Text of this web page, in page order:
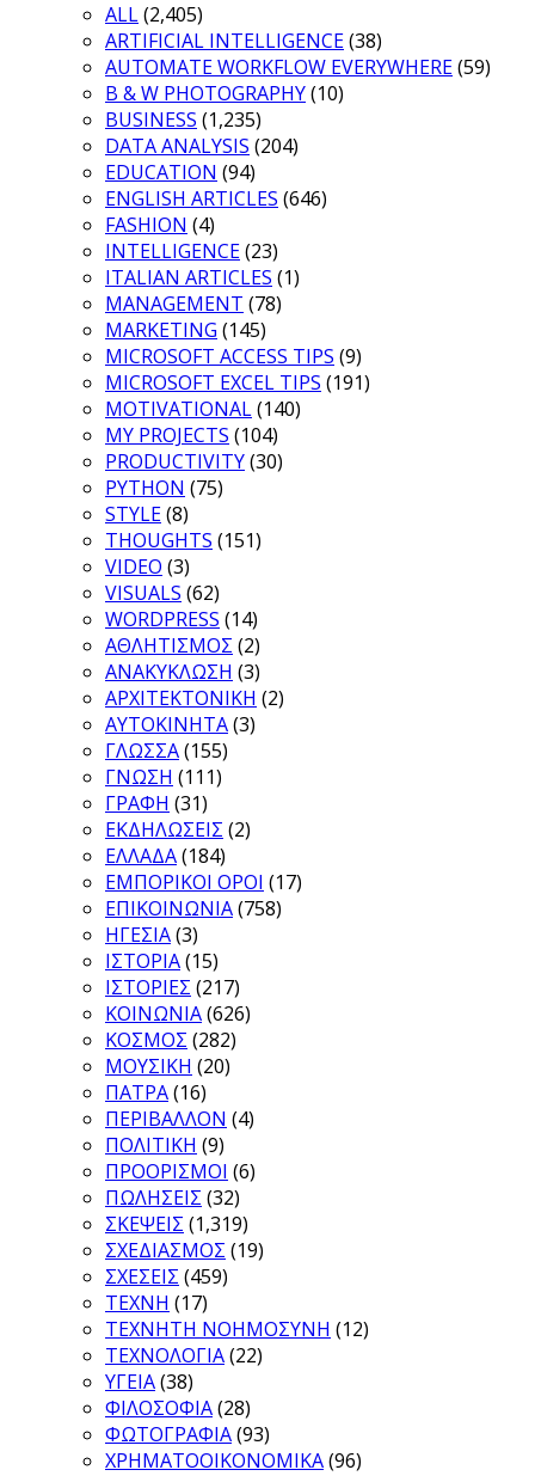
ALL(2,405)
ARTIFICIAL INTELLIGENCE(38)
AUTOMATE WORKFLOW EVERYWHERE(59)
B & W PHOTOGRAPHY(10)
BUSINESS (1,235)
DATA ANALYSIS (204)
EDUCATION (94)
ENGLISH ARTICLES (646)
FASHION (4)
INTELLIGENCE(23)
ITALIAN ARTICLES (1)
MANAGEMENT (78)
MARKETING (145)
MICROSOFT ACCESS TIPS (9)
MICROSOFT EXCEL TIPS (191)
MOTIVATIONAL(140)
MY PROJECTS (104)
PRODUCTIVITY(30)
PYTHON (75)
STYLE(8)
THOUGHTS (151)
VIDEO (3)
VISUALS (62)
WORDPRESS (14)
ΑΘΛΗΤΙΣΜΟΣ (2)
ΑΝΑΚΥΚΛΩΣΗ (3)
ΑΡΧΙΤΕΚΤΟΝΙΚΗ (2)
ΑΥΤΟΚΙΝΗΤΑ(3)
ΓΛΩΣΣΑ(155)
ΓΝΩΣΗ (111)
ΓΡΑΦΗ (31)
ΕΚΔΗΛΩΣΕΙΣ (2)
ΕΛΛΑΔΑ(184)
ΕΜΠΟΡΙΚΟΙ ΟΡΟΙ (17)
ΕΠΙΚΟΙΝΩΝΙΑ(758)
ΗΓΕΣΙΑ(3)
ΙΣΤΟΡΙΑ(15)
ΙΣΤΟΡΙΕΣ (217)
ΚΟΙΝΩΝΙΑ(626)
ΚΟΣΜΟΣ (282)
ΜΟΥΣΙΚΗ (20)
ΠΑΤΡΑ(16)
ΠΕΡΙΒΑΛΛΟΝ (4)
ΠΟΛΙΤΙΚΗ (9)
ΠΡΟΟΡΙΣΜΟΙ (6)
ΠΩΛΗΣΕΙΣ (32)
ΣΚΕΨΕΙΣ (1,319)
ΣΧΕΔΙΑΣΜΟΣ (19)
ΣΧΕΣΕΙΣ (459)
ΤΕΧΝΗ (17)
ΤΕΧΝΗΤΗ ΝΟΗΜΟΣΥΝΗ (12)
ΤΕΧΝΟΛΟΓΙΑ(22)
ΥΓΕΙΑ(38)
ΦΙΛΟΣΟΦΙΑ(28)
ΦΩΤΟΓΡΑΦΙΑ(93)
ΧΡΗΜΑΤΟΟΙΚΟΝΟΜΙΚΑ(96)